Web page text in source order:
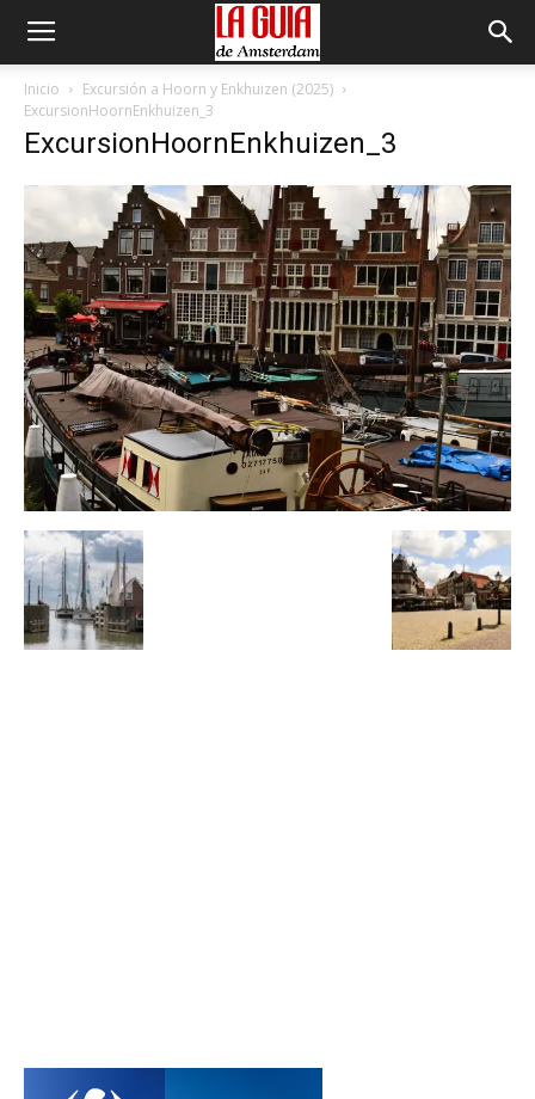
Inicio
Excursión a Hoorn y Enkhuizen (2025)
ExcursionHoornEnkhuizen_3
ExcursionHoornEnkhuizen_3